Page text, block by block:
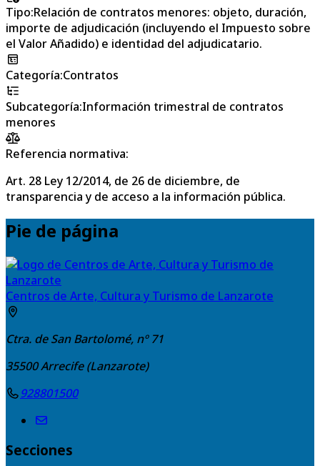
Tipo:Relación de contratos menores: objeto, duración,
importe de adjudicación (incluyendo el Impuesto sobre
el Valor Añadido) e identidad del adjudicatario.
Categoría:Contratos
Subcategoría:Información trimestral de contratos
menores
Referencia normativa:
Art. 28 Ley 12/2014, de 26 de diciembre, de
transparencia y de acceso a la información pública.
Pie de página
Centros de Arte, Cultura y Turismo de Lanzarote
Ctra. de San Bartolomé, nº 71
35500Arrecife (Lanzarote)
928801500
Secciones